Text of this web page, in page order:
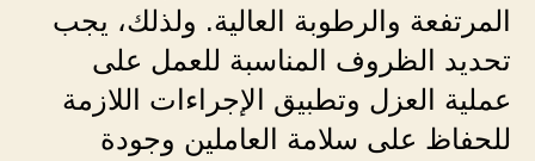
المرتفعة والرطوبة العالية. ولذلك، يجب
تحديد الظروف المناسبة للعمل على
عملية العزل وتطبيق الإجراءات اللازمة
للحفاظ على سلامة العاملين وجودة